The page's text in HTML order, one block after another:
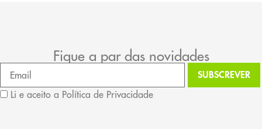
Fique a par das novidades
Li e aceito a Política de Privacidade